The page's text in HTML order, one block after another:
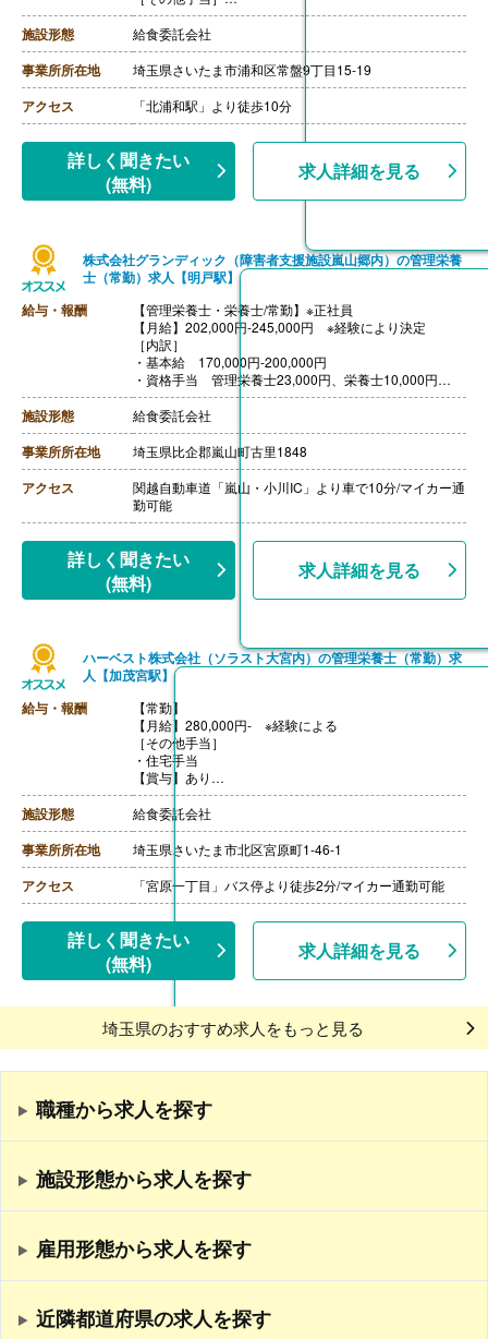
・時間外勤務手当
・休日勤務手当
・深夜勤務手当（22:00-翌05:00）
・休業手当
【賞与】年2回
【通勤手当】あり（上限なし）※片道2Km以上
【昇給】あり（年1回）
施設形態 給食委託会社
事業所所在地 埼玉県さいたま市浦和区常盤9丁目15-19
アクセス 「北浦和駅」より徒歩10分
詳しく聞きたい
(無料)
求人詳細を見る
株式会社グランディック（障害者支援施設嵐山郷内）の管理栄養
士（常勤）求人【明戸駅】
給与・報酬
【管理栄養士・栄養士/常勤】※正社員
【月給】202,000円-245,000円 ※経験により決定
［内訳］
・基本給 170,000円-200,000円
・資格手当 管理栄養士23,000円、栄養士10,000円
・食事手当 10,000円
・住宅手当 7,000円-20,000円
・調整手当 5,000円-15,000円
［その他手当］
・残業手当
・早番手当
・家族手当
・引越し手当
・職務手当（責任者など役職に応じ付与）
【賞与】年2回（計3.10ヶ月分）※前年度実績、業績・評
価により変動あり
【通勤手当】あり（上限なし）
【退職金】あり※勤続3年以上
施設形態 給食委託会社
事業所所在地 埼玉県比企郡嵐山町古里1848
アクセス
関越自動車道「嵐山・小川IC」より車で10分/マイカー通
勤可能
詳しく聞きたい
(無料)
求人詳細を見る
ハーベスト株式会社（ソラスト大宮内）の管理栄養士（常勤）求
人【加茂宮駅】
給与・報酬
【常勤】
【月給】280,000円- ※経験による
［その他手当］
・住宅手当
【賞与】あり
【通勤手当】あり（上限20,900円/月）※2km以上は交通
費支給
【昇給】あり（規定による）
【退職金】あり※勤続3年以上
施設形態 給食委託会社
事業所所在地 埼玉県さいたま市北区宮原町1-46-1
アクセス 「宮原一丁目」バス停より徒歩2分/マイカー通勤可能
詳しく聞きたい
(無料)
求人詳細を見る
埼玉県のおすすめ求人をもっと見る
職種から求人を探す
施設形態から求人を探す
雇用形態から求人を探す
近隣都道府県の求人を探す